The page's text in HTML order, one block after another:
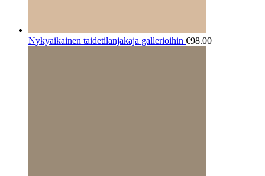
Nykyaikainen taidetilanjakaja gallerioihin €98.00